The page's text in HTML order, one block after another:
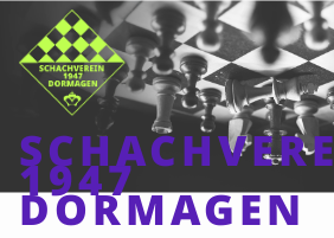
1947
DORMAGEN